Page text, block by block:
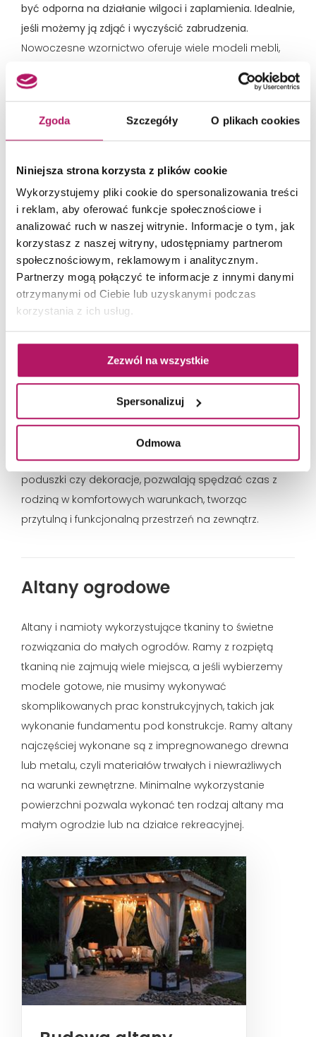
Zgoda Szczegóły O plikach cookies
Niniejsza strona korzysta z plików cookie
Wykorzystujemy pliki cookie do spersonalizowania treści
i reklam, aby oferować funkcje społecznościowe i
analizować ruch w naszej witrynie. Informacje o tym, jak
korzystasz z naszej witryny, udostępniamy partnerom
społecznościowym, reklamowym i analitycznym.
Partnerzy mogą połączyć te informacje z innymi danymi
otrzymanymi od Ciebie lub uzyskanymi podczas
korzystania z ich usług.
Zezwól na wszystkie
Spersonalizuj
Odmowa
być odporna na działanie wilgoci i zaplamienia. Idealnie,
jeśli możemy ją zdjąć i wyczyścić zabrudzenia.
Nowoczesne wzornictwo oferuje wiele modeli mebli,
Możemy uzupełnić je różnego rodzaju fotelami i
salon wypoczynkowy na zewnątrz.
To doskonała alternatywa dla sztywnego
technorattanu i twardych mebli wykonanych z drewna.
Nie musimy chować poduszek przed każdym
deszczem – nic się nie stanie, jeśli przypadkowo
zostawimy je na dworze podczas letniego deszczu.
Tapicerowane meble oraz dodatki tekstylne, takie jak
poduszki czy dekoracje, pozwalają spędzać czas z
rodziną w komfortowych warunkach, tworząc
przytulną i funkcjonalną przestrzeń na zewnątrz.
Altany ogrodowe
Altany i namioty wykorzystujące tkaniny to świetne
rozwiązania do małych ogrodów. Ramy z rozpiętą
tkaniną nie zajmują wiele miejsca, a jeśli wybierzemy
modele gotowe, nie musimy wykonywać
skomplikowanych prac konstrukcyjnych, takich jak
wykonanie fundamentu pod konstrukcje. Ramy altany
najczęściej wykonane są z impregnowanego drewna
lub metalu, czyli materiałów trwałych i niewrażliwych
na warunki zewnętrzne. Minimalne wykorzystanie
powierzchni pozwala wykonać ten rodzaj altany ma
małym ogrodzie lub na działce rekreacyjnej.